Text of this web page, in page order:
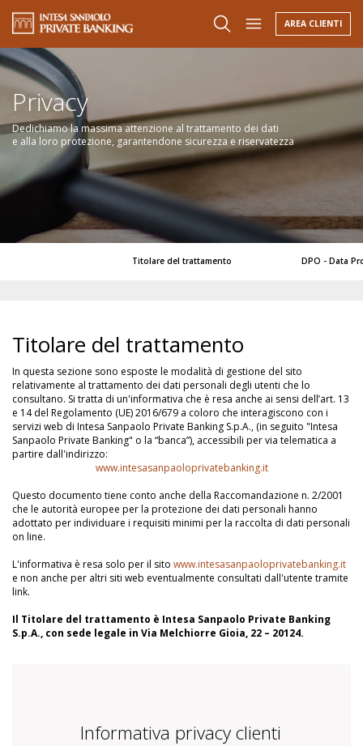
AREA CLIENTI
Privacy
Dedichiamo la massima attenzione al trattamento dei dati
e alla loro protezione, garantendone sicurezza e riservatezza
Titolare del trattamento DPO - Data
Titolare del trattamento
In questa sezione sono esposte le modalità di gestione del sito
relativamente al trattamento dei dati personali degli utenti che lo
consultano. Si tratta di un'informativa che è resa anche ai sensi dell’art. 13
e 14 del Regolamento (UE) 2016/679 a coloro che interagiscono con i
servizi web di Intesa Sanpaolo Private Banking S.p.A., (in seguito "Intesa
Sanpaolo Private Banking" o la “banca”), accessibili per via telematica a
partire dall'indirizzo:
www.intesasanpaoloprivatebanking.it
Questo documento tiene conto anche della Raccomandazione n. 2/2001
che le autorità europee per la protezione dei dati personali hanno
adottato per individuare i requisiti minimi per la raccolta di dati personali
on line.
L'informativa è resa solo per il sito www.intesasanpaoloprivatebanking.it
e non anche per altri siti web eventualmente consultati dall'utente tramite
link.
Il Titolare del trattamento è Intesa Sanpaolo Private Banking
S.p.A., con sede legale in Via Melchiorre Gioia, 22 – 20124.
Informativa privacy clienti